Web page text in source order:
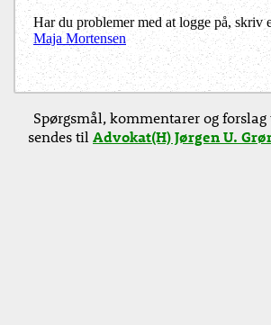
Har du problemer med at logge på, skriv
Maja Mortensen
Spørgsmål, kommentarer og
sendes tilAdvokat(H) Jørgen U.